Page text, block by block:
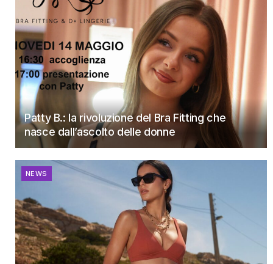
Patty B.: la rivoluzione del Bra Fitting che
nasce dall’ascolto delle donne
NEWS